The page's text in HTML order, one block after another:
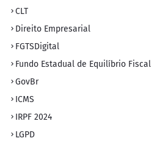
CLT
Direito Empresarial
FGTSDigital
Fundo Estadual de Equilíbrio Fiscal
GovBr
ICMS
IRPF 2024
LGPD